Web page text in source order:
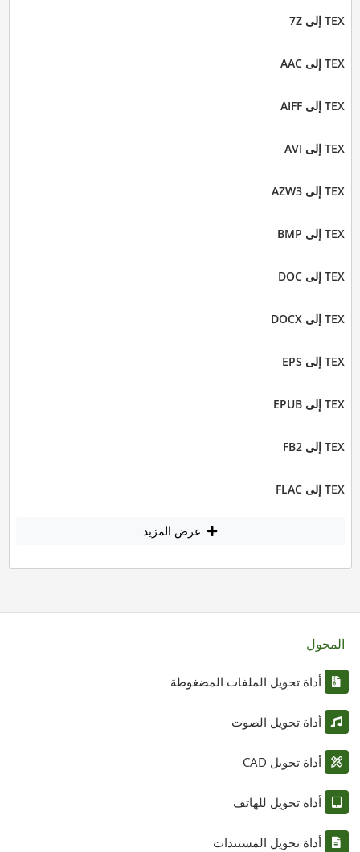
TEX إلى 7Z
TEX إلى AAC
TEX إلى AIFF
TEX إلى AVI
TEX إلى AZW3
TEX إلى BMP
TEX إلى DOC
TEX إلى DOCX
TEX إلى EPS
TEX إلى EPUB
TEX إلى FB2
TEX إلى FLAC
عرض المزيد
المحول
أداة تحويل الملفات المضغوطة
أداة تحويل الصوت
أداة تحويل CAD
أداة تحويل للهاتف
أداة تحويل المستندات